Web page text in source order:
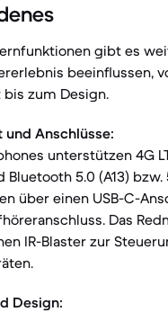
gibt es
beeinflussen,
zum Design.
und Anschlüsse:
unterstützen 4G
Bluetooth 5.0 (A13) bzw.
über einen USB-C-
Das
IR-Blaster zur
Design: